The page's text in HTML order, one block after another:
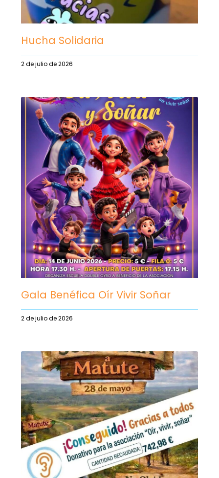
Hucha Solidaria
2 de julio de 2026
Gala Benéfica Oír Vivir Soñar
2 de julio de 2026